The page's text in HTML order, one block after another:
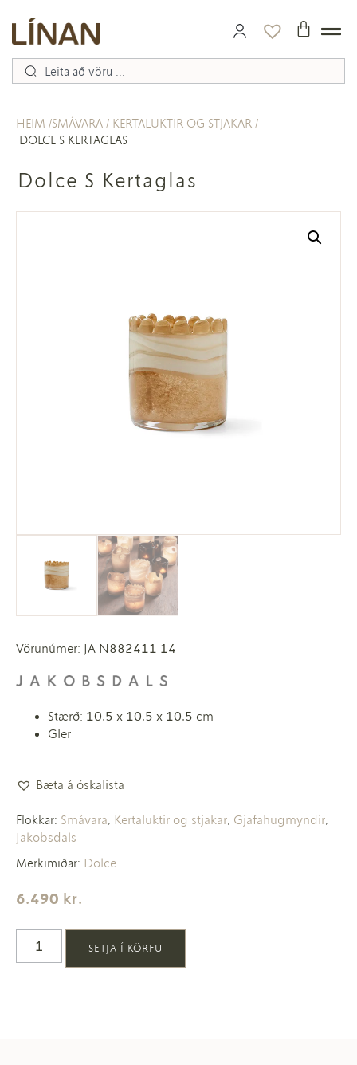
HEIM SMÁVARA
KERTALUKTIR OG STJAKAR
DOLCE S KERTAGLAS
Dolce S Kertaglas
Vörunúmer: JA-N882411-14
Stærð: 10,5 x 10,5 x 10,5 cm
Gler
Bæta á óskalista
Flokkar: Smávara, Kertaluktir og stjakar, Gjafahugmyndir,
Jakobsdals
Merkimiðar: Dolce
6.490 kr.
SETJA Í KÖRFU